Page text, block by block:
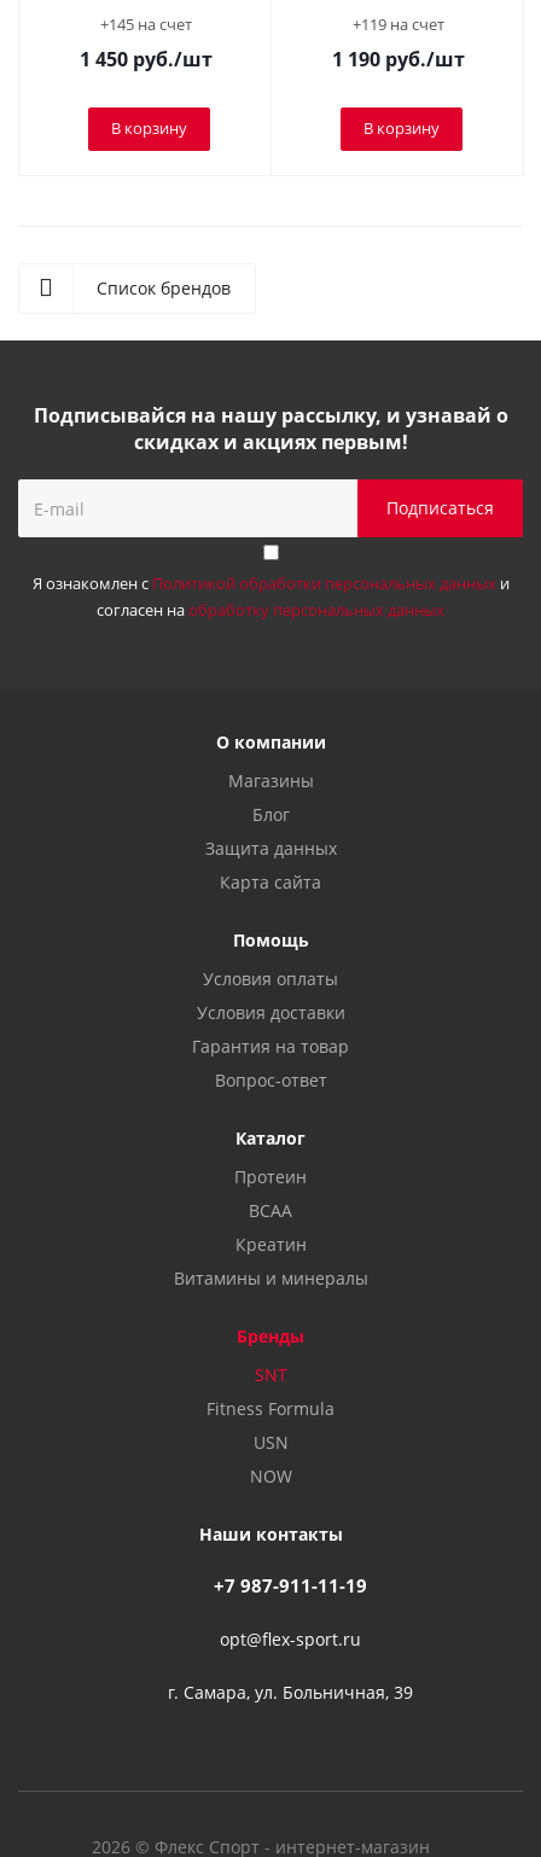
+145 на счет
1 450руб./шт
В корзину
+119 на счет
1 190руб./шт
В корзину
Список брендов
Подписывайся на нашу рассылку, и узнавай о
скидках и акциях первым!
Я ознакомлен с Политикой обработки персональных данныхи
согласен наобработку персональных данных
О компании
Магазины
Блог
Защита данных
Карта сайта
Помощь
Условия оплаты
Условия доставки
Гарантия на товар
Вопрос-ответ
Каталог
Протеин
BCAA
Креатин
Витамины и минералы
Бренды
SNT
Fitness Formula
USN
NOW
Наши контакты
+7 987-911-11-19
opt@flex-sport.ru
г. Самара, ул. Больничная, 39
2026 © Флекс Спорт - интернет-магазин